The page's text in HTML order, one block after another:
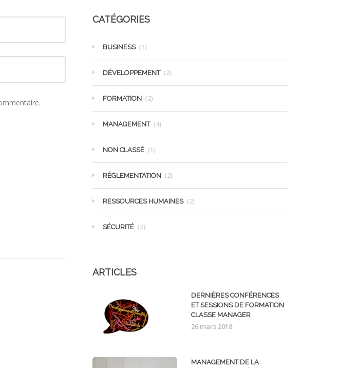
CATÉGORIES
BUSINESS (1)
DÉVELOPPEMENT (2)
FORMATION (2)
MANAGEMENT (4)
NON CLASSÉ (1)
RÉGLEMENTATION (2)
RESSOURCES HUMAINES (2)
SÉCURITÉ (2)
ARTICLES
DERNIÈRES CONFÉRENCES
ET SESSIONS DE FORMATION
CLASSE MANAGER
26 mars 2018
MANAGEMENT DE LA